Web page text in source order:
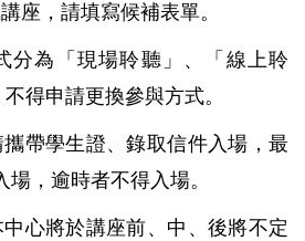
座，請填寫候補表單。
分為「現場聆聽」、「線上聆
得申請更換參與方式。
帶學生證、錄取信件入場，最
場，逾時者不得入場。
心將於講座前、中、後將不定